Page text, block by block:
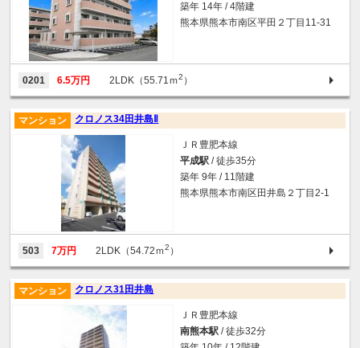
築年 14年 / 4階建
熊本県熊本市南区平田２丁目11-31
0201 6.5万円 2LDK（55.71ｍ2 ）
クロノス34田井島Ⅱ
マンション
ＪＲ豊肥本線
平成駅 / 徒歩35分
築年 9年 / 11階建
熊本県熊本市南区田井島２丁目2-1
503 7万円 2LDK（54.72ｍ2 ）
クロノス31田井島
マンション
ＪＲ豊肥本線
南熊本駅 / 徒歩32分